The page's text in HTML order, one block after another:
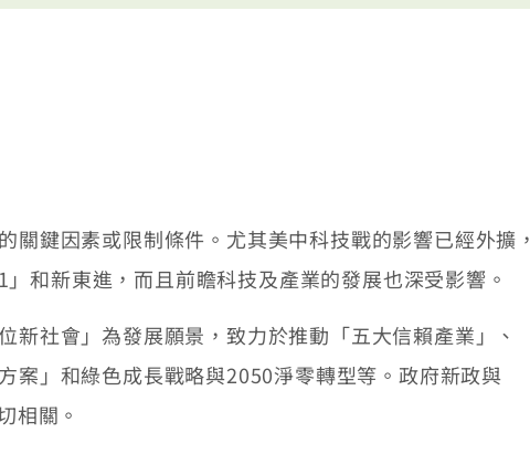
鍵因素或限制條件。尤其美中科技戰的影響已經外擴，
和新東進，而且前瞻科技及產業的發展也深受影響。
社會」為發展願景，致力於推動「五大信賴產業」、
案」和綠色成長戰略與2050淨零轉型等。政府新政與
相關。